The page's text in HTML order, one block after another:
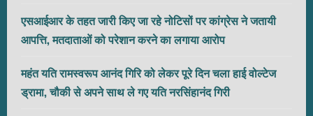
एसआईआर के तहत जारी किए जा रहे नोटिसों पर कांग्रेस ने जतायी
आपत्ति, मतदाताओं को परेशान करने का लगाया आरोप
महंत यति रामस्वरूप आनंद गिरि को लेकर पूरे दिन चला हाई वोल्टेज
ड्रामा, चौकी से अपने साथ ले गए यति नरसिंहानंद गिरी